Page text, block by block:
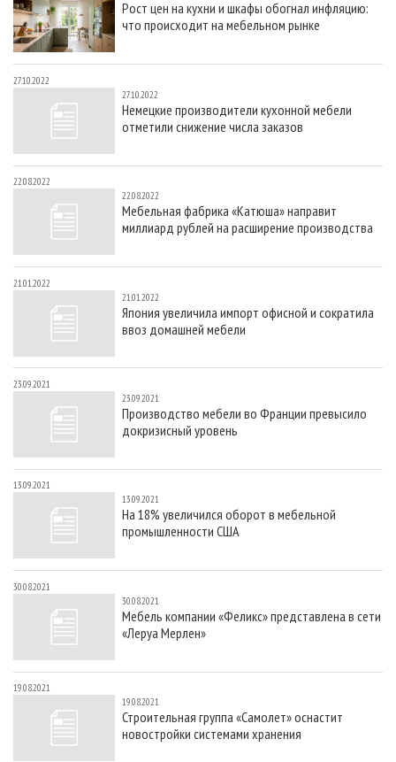
СУШКА ДРЕВЕСИНЫ
ПРОИЗВОДСТВО ДРЕВЕСНЫХ ПЛИТ
ДЕРЕВЯННОЕ ДОМОСТРОЕНИЕ
ПРОИЗВОДСТВО МЕБЕЛИ
БИОЭНЕРГЕТИКА
ЦБП
ИНСТРУМЕНТ И МАТЕРИАЛЫ
ПЕРСОНЫ
МОБИЛЬНЫЕ ВЫСТАВКИ
ПРИОРИТЕТНЫЕ ИНВЕСТПРОЕКТЫ
RUSSIAN FORESTRY REVIEW
ГАЗЕТА ЛЕСПРОМФОРУМ
БИБЛИОТЕКА СПЕЦИАЛИСТА
КОНТАКТЫ
РЕКЛАМА
РЕКЛАМА НА САЙТЕ
Рост цен на кухни и шкафы обогнал инфляцию:
что происходит на мебельном рынке
27.10.2022
27.10.2022
Немецкие производители кухонной мебели
отметили снижение числа заказов
22.08.2022
22.08.2022
Мебельная фабрика «Катюша» направит
миллиард рублей на расширение производства
21.01.2022
21.01.2022
Япония увеличила импорт офисной и сократила
ввоз домашней мебели
23.09.2021
23.09.2021
Производство мебели во Франции превысило
докризисный уровень
13.09.2021
13.09.2021
На 18% увеличился оборот в мебельной
промышленности США
30.08.2021
30.08.2021
Мебель компании «Феликс» представлена в сети
«Леруа Мерлен»
19.08.2021
19.08.2021
Строительная группа «Самолет» оснастит
новостройки системами хранения